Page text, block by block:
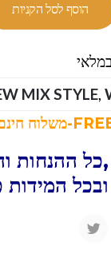
הוסף לסל הקניות
MIX STYLE,
ההנחות
המידות